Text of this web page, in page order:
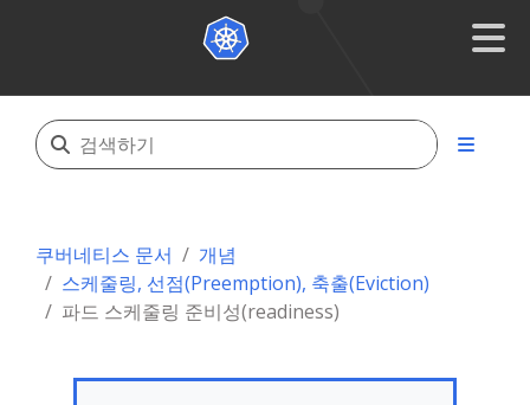
쿠버네티스 문서
개념
스케줄링, 선점(Preemption), 축출(Eviction)
파드 스케줄링 준비성(readiness)